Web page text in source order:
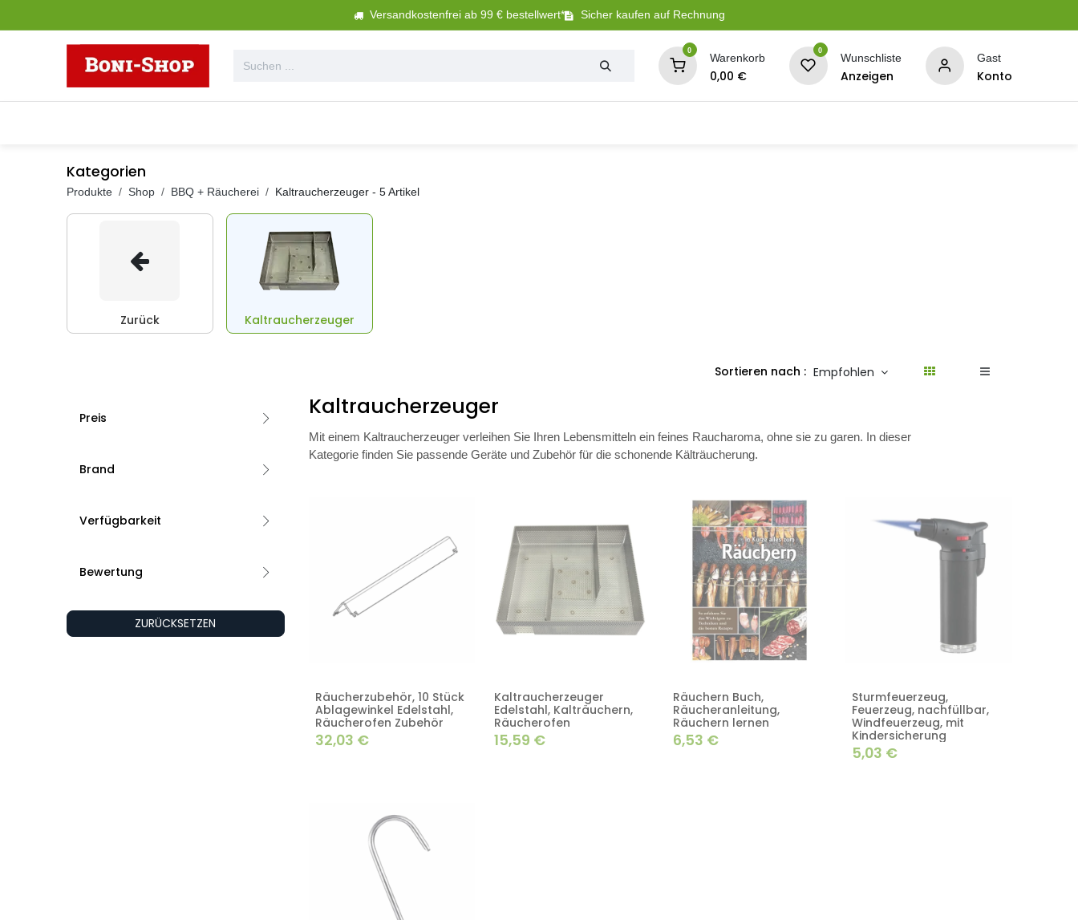
Versandkostenfrei ab 99 € bestellwert* Sicher kaufen auf Rechnung
0
Warenkorb
0,00 €
0
Wunschliste
Anzeigen
Gast
Konto
Kategorien
Produkte Shop BBQ + Räucherei Kaltraucherzeuger- 5 Artikel
Zurück Kaltraucherzeuger
Sortieren nach : Empfohlen
Preis
Brand
Verfügbarkeit
Bewertung
ZURÜCKSETZEN
Kaltraucherzeuger
Mit einem Kaltraucherzeuger verleihen Sie Ihren Lebensmitteln ein feines Raucharoma, ohne sie zu garen. In dieser
Kategorie finden Sie passende Geräte und Zubehör für die schonende Kälträucherung.
Räucherzubehör, 10 Stück
Ablagewinkel Edelstahl,
Räucherofen Zubehör
32,03 €
Kaltraucherzeuger
Edelstahl, Kalträuchern,
Räucherofen
15,59 €
Räuchern Buch,
Räucheranleitung,
Räuchern lernen
6,53 €
Sturmfeuerzeug,
Feuerzeug, nachfüllbar,
Windfeuerzeug, mit
Kindersicherung
5,03 €